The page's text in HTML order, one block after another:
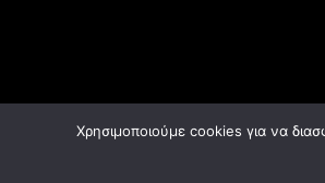
Χρησιμοποιούμε cookies για να